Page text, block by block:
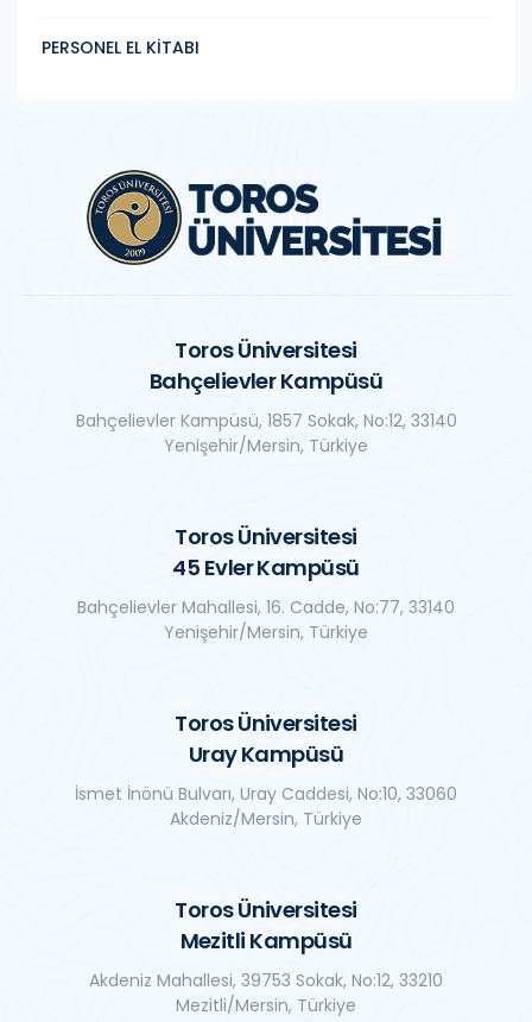
PERSONEL EL KİTABI
Toros Üniversitesi
Bahçelievler Kampüsü
Bahçelievler Kampüsü, 1857 Sokak, No:12, 33140
Yenişehir/Mersin, Türkiye
Toros Üniversitesi
45 Evler Kampüsü
Bahçelievler Mahallesi, 16. Cadde, No:77, 33140
Yenişehir/Mersin, Türkiye
Toros Üniversitesi
Uray Kampüsü
İsmet İnönü Bulvarı, Uray Caddesi, No:10, 33060
Akdeniz/Mersin, Türkiye
Toros Üniversitesi
Mezitli Kampüsü
Akdeniz Mahallesi, 39753 Sokak, No:12, 33210
Mezitli/Mersin, Türkiye